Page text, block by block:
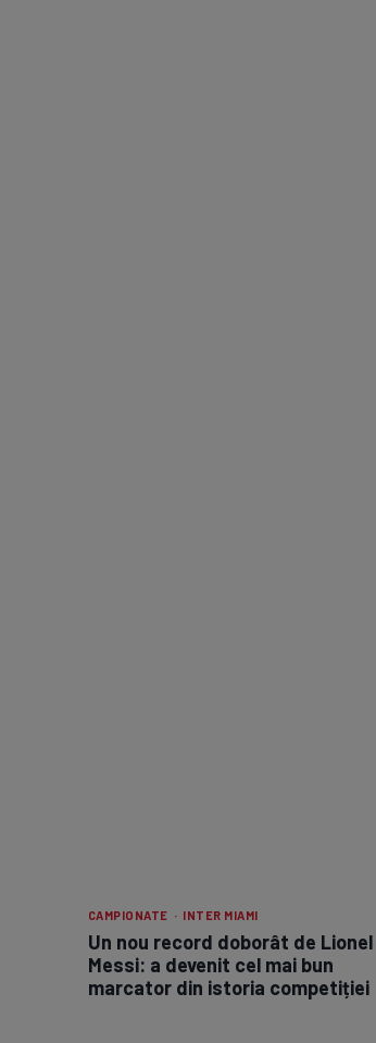
CAMPIONATE · INTER MIAMI
Un nou record doborât de Lionel
Messi: a devenit cel mai bun
marcator din istoria competiției